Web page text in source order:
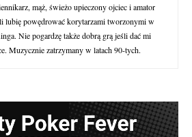
mąż, świeżo upieczony ojciec i amator
lubię powędrować korytarzami tworzonymi w
Nie pogardzę także dobrą grą jeśli dać mi
Muzycznie zatrzymany w latach 90-tych.